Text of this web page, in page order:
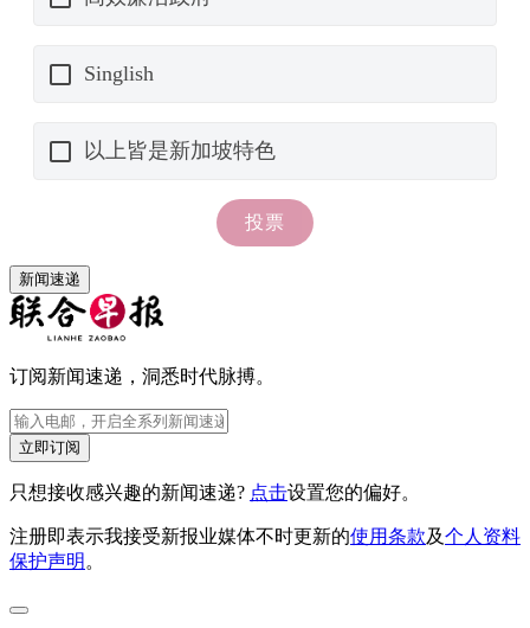
新闻速递
订阅新闻速递，洞悉时代脉搏。
立即订阅
只想接收感兴趣的新闻速递? 点击设置您的偏好。
注册即表示我接受新报业媒体不时更新的使用条款及个人资料
保护声明。